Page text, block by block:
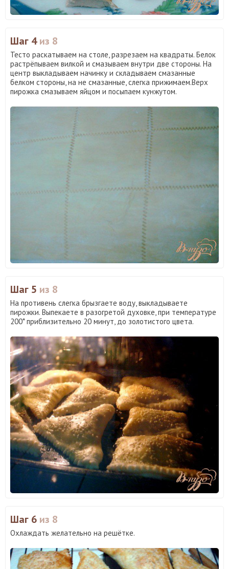
Шаг 4из 8
Тесто раскатываем на столе, разрезаем на квадраты. Белок
растрёпываем вилкой и смазываем внутри две стороны. На
центр выкладываем начинку и складываем смазанные
белком стороны, на не смазанные, слегка прижимаем.Верх
пирожка смазываем яйцом и посыпаем кунжутом.
Шаг 5 из 8
На противень слегка брызгаете воду, выкладываете
пирожки. Выпекаете в разогретой духовке, при температуре
200* приблизительно 20 минут, до золотистого цвета.
Шаг 6 из 8
Охлаждать желательно на решётке.